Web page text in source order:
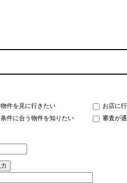
物件を見に行きたい
お店に
条件に合う物件を知りたい
審査が